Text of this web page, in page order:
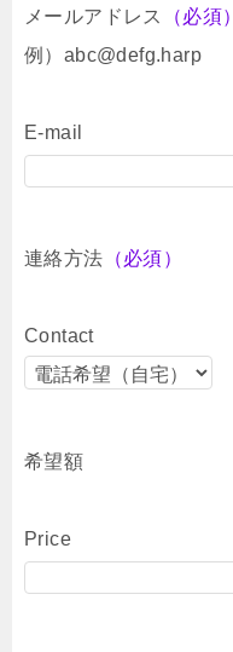
メールアドレス
（必須）
例）abc@defg.harp
E-mail
連絡方法 （必須）
Contact
希望額
Price